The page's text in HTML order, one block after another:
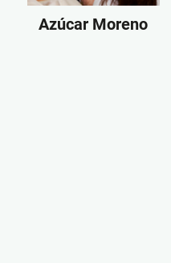
Azúcar Moreno